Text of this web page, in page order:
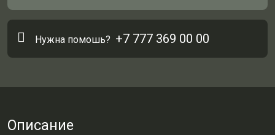
Нужна помошь? +7 777 369 00 00
Описание